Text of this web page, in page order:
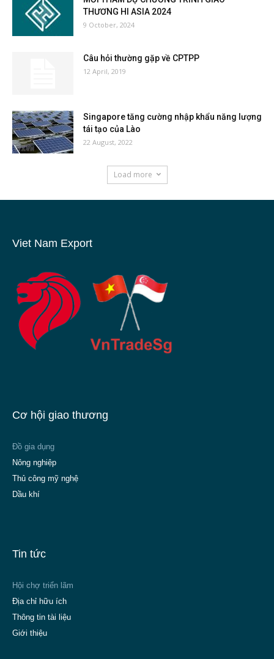
THƯƠNG HI ASIA 2024
9 October, 2024
Câu hỏi thường gặp về CPTPP
12 April, 2019
Singapore tăng cường nhập khẩu năng lượng
tái tạo của Lào
22 August, 2022
Load more
Viet Nam Export
Cơ hội giao thương
Đồ gia dụng
Nông nghiệp
Thủ công mỹ nghệ
Dầu khí
Tin tức
Hội chợ triển lãm
Địa chỉ hữu ích
Thông tin tài liệu
Giới thiệu